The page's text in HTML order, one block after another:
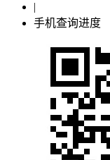
|
手机查询进度